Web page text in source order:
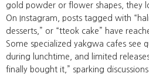
gold powder or flower shapes, they
On Instagram, posts tagged with
desserts,” or “tteok cake” have
Some specialized yakgwa cafes see
during lunchtime, and limited
finally bought it,” sparking